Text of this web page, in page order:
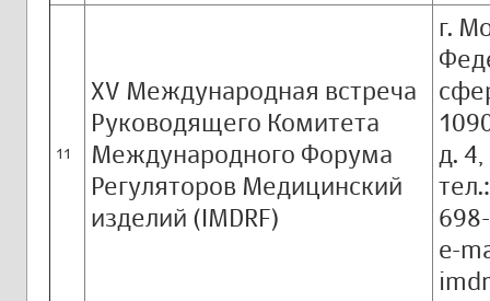
11
XV Международная встреча
Руководящего Комитета
Международного Форума
Регуляторов Медицинский
изделий (IMDRF)
г.
д. 4,
e-